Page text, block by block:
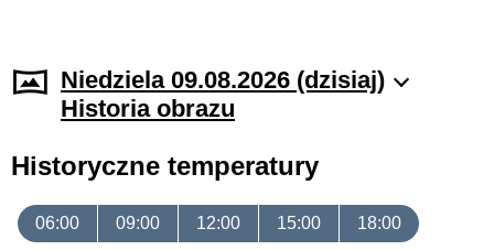
Niedziela 09.08.2026 (dzisiaj)
Historia obrazu
Historyczne temperatury
06:00 09:00 12:00 15:00 18:00